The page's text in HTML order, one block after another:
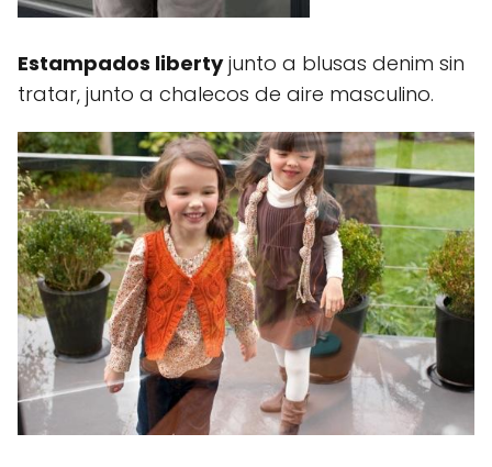
Estampados libertyjunto a blusas denim sin
tratar, junto a chalecos de aire masculino.